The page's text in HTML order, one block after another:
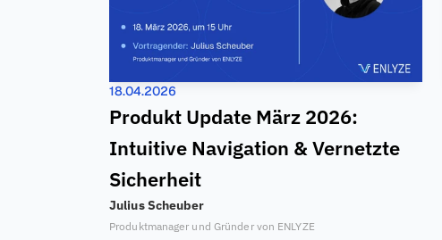
18.04.2026
Produkt Update März 2026:
Intuitive Navigation & Vernetzte
Sicherheit
Julius Scheuber
Produktmanager und Gründer von ENLYZE